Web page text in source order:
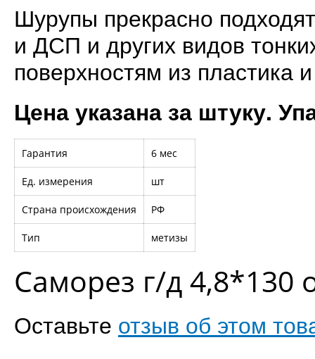
Шурупы прекрасно
и ДСП и других видов
поверхностям из пластика
Цена указана за штуку.
Гарантия 6 мес
Ед. измерения шт
Страна происхождения РФ
Тип метизы
Саморез г/д 4,8*130
Оставьте отзыв об этом